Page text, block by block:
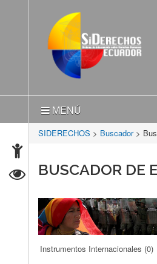
MENÚ
SIDERECHOS > Buscador >
BUSCADOR DE
Instrumentos Internacionales (0)